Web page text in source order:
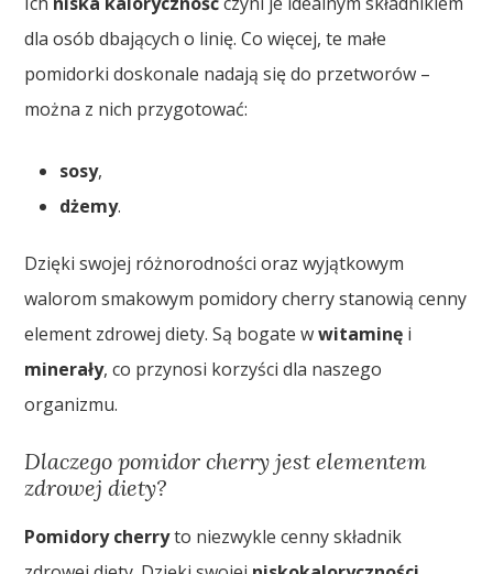
dla osób dbających o linię. Co więcej, te małe
pomidorki doskonale nadają się do przetworów –
można z nich przygotować:
sosy,
dżemy.
Dzięki swojej różnorodności oraz wyjątkowym
walorom smakowym pomidory cherry stanowią cenny
element zdrowej diety. Są bogate wwitaminę i
minerały, co przynosi korzyści dla naszego
organizmu.
Dlaczego pomidor cherry jest elementem
zdrowej diety?
Pomidory cherryto niezwykle cenny składnik